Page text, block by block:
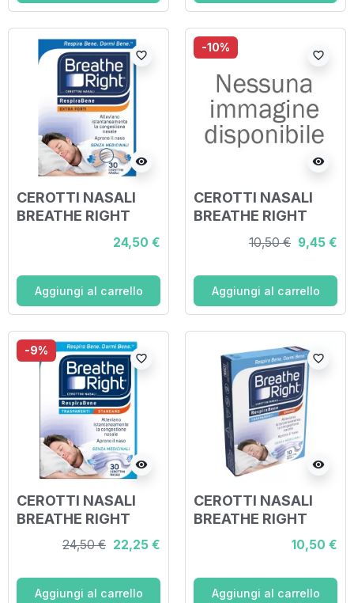
visibility
favorite_border
CEROTTI NASALI
BREATHE RIGHT
EXTRA FORTE 30
24,50 €
Aggiungi al carrello
-10%
visibility
favorite_border
CEROTTI NASALI
BREATHE RIGHT
TRASPARENTI 10
10,50 € 9,45 €
Aggiungi al carrello
-9%
visibility
favorite_border
CEROTTI NASALI
BREATHE RIGHT
TRASPARENTI 30
24,50 € 22,25 €
Aggiungi al carrello
visibility
favorite_border
CEROTTI NASALI
BREATHE RIGHT
TRASPARENTI
GRANDI 10 PEZZI
10,50 €
Aggiungi al carrello